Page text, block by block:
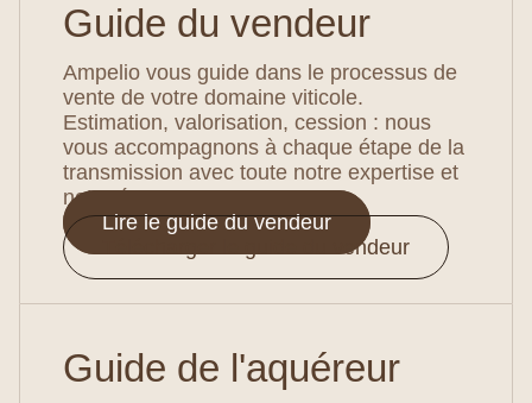
Guide du vendeur
Ampelio vous guide dans le processus de
vente de votre domaine viticole.
Estimation, valorisation, cession : nous
vous accompagnons à chaque étape de la
transmission avec toute notre expertise et
notre écoute.
Lire le guide du vendeur
Télécharger le guide du vendeur
Guide de l'aquéreur